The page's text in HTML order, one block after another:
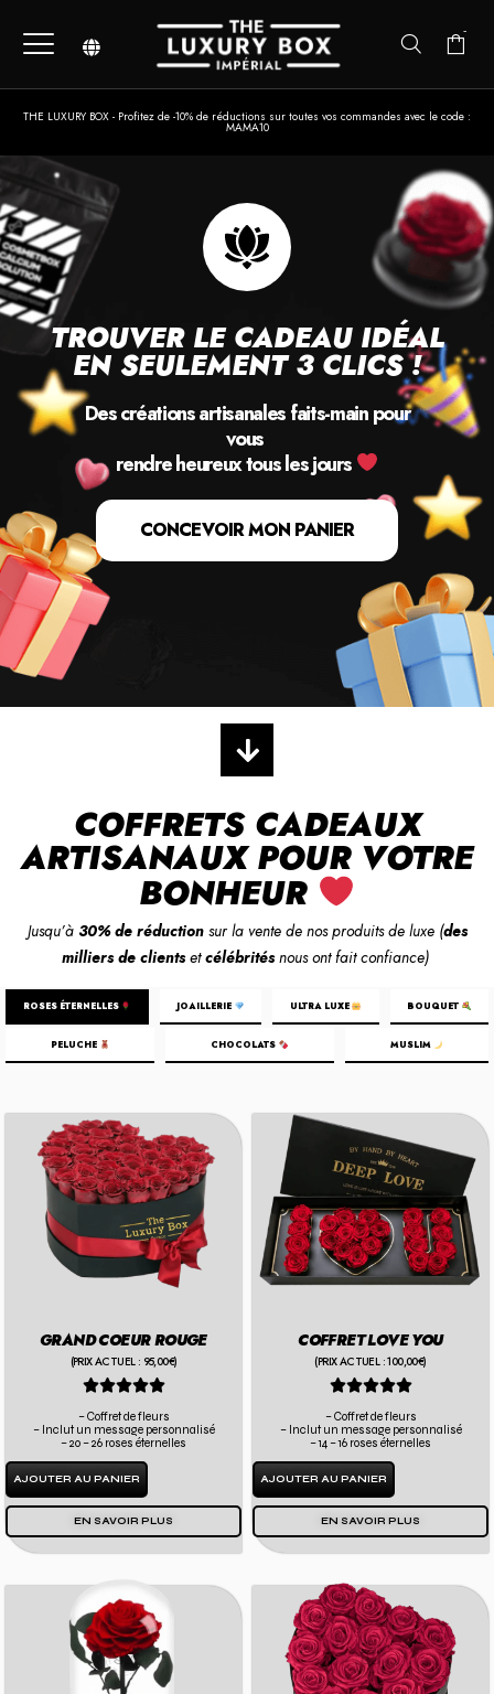
-
THE LUXURY BOX - Profitez de -10% de réductions sur toutes vos commandes avec le code :
MAMA10
TROUVER LE CADEAU IDÉAL
EN SEULEMENT 3 CLICS !
Des créations artisanales faits-main pour
vous
rendre heureux tous les jours
CONCEVOIR MON PANIER
COFFRETS CADEAUX
ARTISANAUX POUR VOTRE
BONHEUR
Jusqu’à 30% de réductionsur la vente de nosproduits de luxe(des
milliers de clientsetcélébritésnous ont fait confiance)
ROSES ÉTERNELLES JOAILLERIE ULTRA LUXE BOUQUET
PELUCHE CHOCOLATS MUSLIM
GRAND COEUR ROUGE
(PRIX ACTUEL : 95,00€)

– Coffret de fleurs
– Inclut un message personnalisé
– 20 – 26 roses éternelles
AJOUTER AU PANIER
EN SAVOIR PLUS
COFFRET LOVE YOU
(PRIX ACTUEL : 100,00€)

– Coffret de fleurs
– Inclut un message personnalisé
– 14 – 16 roses éternelles
AJOUTER AU PANIER
EN SAVOIR PLUS